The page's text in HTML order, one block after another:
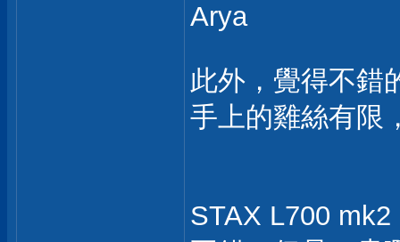
Arya
此外，覺得不錯
手上的雞絲有限
STAX L700